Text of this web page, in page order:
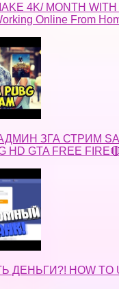
4K/ MONTH
Online From
ЗГА СТРИМ
HD GTA FREE
ДЕНЬГИ?! HOW TO